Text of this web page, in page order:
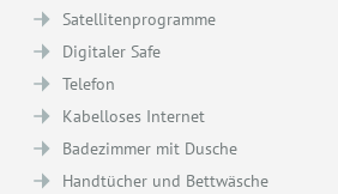
Satellitenprogramme
Digitaler Safe
Telefon
Kabelloses Internet
Badezimmer mit Dusche
Handtücher und Bettwäsche